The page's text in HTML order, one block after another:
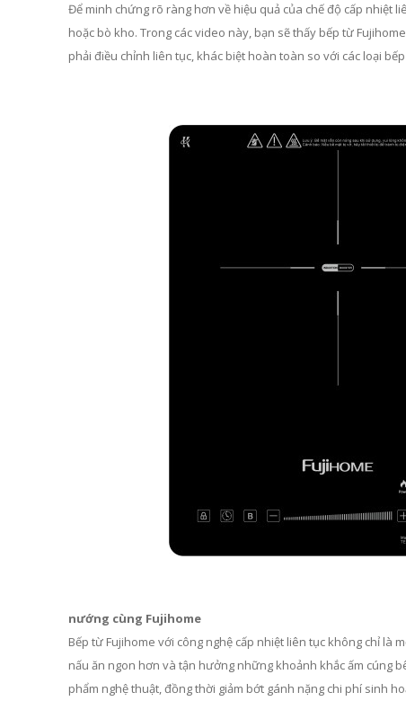
Để minh chứng rõ ràng hơn về hiệu quả của chế độ cấp nhiệt
hoặc bò kho. Trong các video này, bạn sẽ thấy bếp từ
phải điều chỉnh liên tục, khác biệt hoàn toàn so với các loại
nướng cùng Fujihome
Bếp từ Fujihome với công nghệ cấp nhiệt liên tục không chỉ là
nấu ăn ngon hơn và tận hưởng những khoảnh khắc ấm cúng
phẩm nghệ thuật, đồng thời giảm bớt gánh nặng chi phí sinh